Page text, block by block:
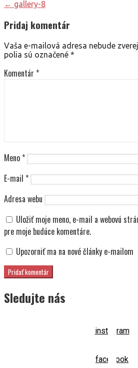
← gallery-8
Pridaj komentár
Vaša e-mailová adresa nebude
polia sú označené *
Komentár *
Meno *
E-mail *
Adresa webu
Uložiť moje meno, e-mail a webovú
pre moje budúce komentáre.
Upozorniť ma na nové články e-mailom
Sledujte nás
instagram
facebook